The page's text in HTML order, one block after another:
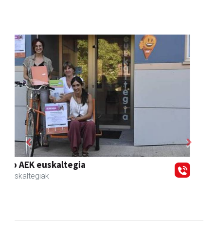
Asun denda
Andoain - Arropa-dendak
Previous Next